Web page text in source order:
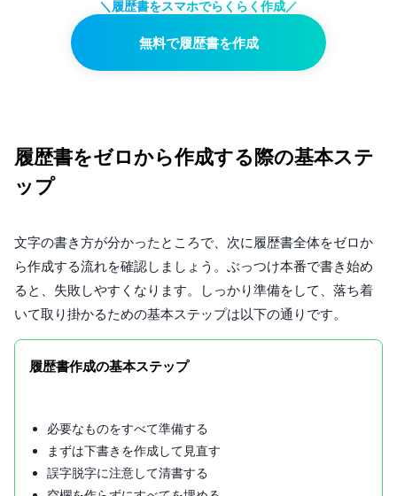
＼履歴書をスマホでらくらく作成／
無料で履歴書を作成
履歴書をゼロから作成する際の基本ステ
ップ
文字の書き方が分かったところで、次に履歴書全体をゼロか
ら作成する流れを確認しましょう。ぶっつけ本番で書き始め
ると、失敗しやすくなります。しっかり準備をして、落ち着
いて取り掛かるための基本ステップは以下の通りです。
履歴書作成の基本ステップ
必要なものをすべて準備する
まずは下書きを作成して見直す
誤字脱字に注意して清書する